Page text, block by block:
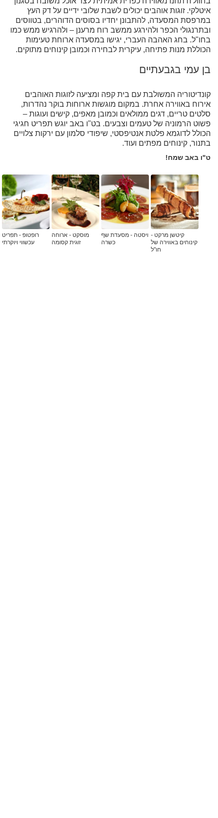
איטלקי. זוגות אוהבים יכולים לשבת שלובי ידיים על דק העץ
במרפסת המסעדה, להתבונן יחדיו בסוסים הדוהרים, בטווסים
ובתרנגולי הכפר ולהירגע ממשב רוח מרענן – ולהרגיש ממש כמו
בחו"ל. בחג האהבה העברי, יגישו במסעדה ארוחת טעימות
הכוללת מנות פתיחה, עיקרית לבחירה וכמובן קינוחים מתוקים.
בן עמי בגבעתיים
קונדיטוריה המשולבת עם בית קפה ומציעה לזוגות האוהבים
אירוח באווירה אחרת. במקום מוגשות ארוחות בוקר נהדרות,
סלטים טריים, דגים ממולאים וכמובן מאפים, קישים ועוגות –
פשוט הרמוניה של טעמים וצבעים. בט"ו באב יוגש תפריט חגיגי
הכולל לדוגמא פלטת אנטיפסטי, שיפודי סלמון עם ירקות צלויים
בתנור, קינוחים מפתים ועוד.
ט"ו באב שמח!
קיטשן מרקט -
קינוחים באווירה של
חו"ל
ויסטה - מסעדת שף
כשרה
מוסקט - ארוחה
זוגית קסומה
רופטופ - תפריט
עכשווי ויוקרתי